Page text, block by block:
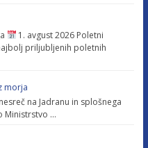
1. avgust 2026 Poletni
priljubljenih poletnih
morja
na Jadranu in splošnega
Ministrstvo …